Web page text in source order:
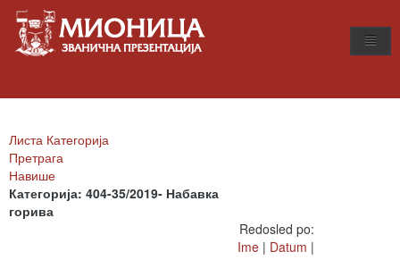
Листа Категорија
Претрага
Навише
Категорија: 404-35/2019- Набавка
горива
Redosled po:
Ime | Datum |